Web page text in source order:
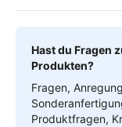
Hast du Fragen
Produkten?
Fragen,
Produktfragen,